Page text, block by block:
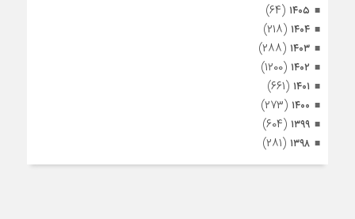
۱۴۰۵ (۶۴)
۱۴۰۴ (۲۱۸)
۱۴۰۳ (۲۸۸)
۱۴۰۲ (۱۲۰۰)
۱۴۰۱ (۶۶۱)
۱۴۰۰ (۲۷۳)
۱۳۹۹ (۶۰۴)
۱۳۹۸ (۲۸۱)